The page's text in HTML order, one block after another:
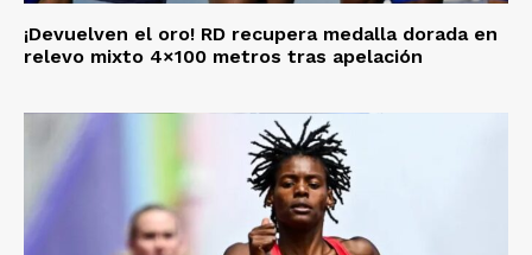
¡Devuelven el oro! RD recupera medalla dorada en
relevo mixto 4×100 metros tras apelación